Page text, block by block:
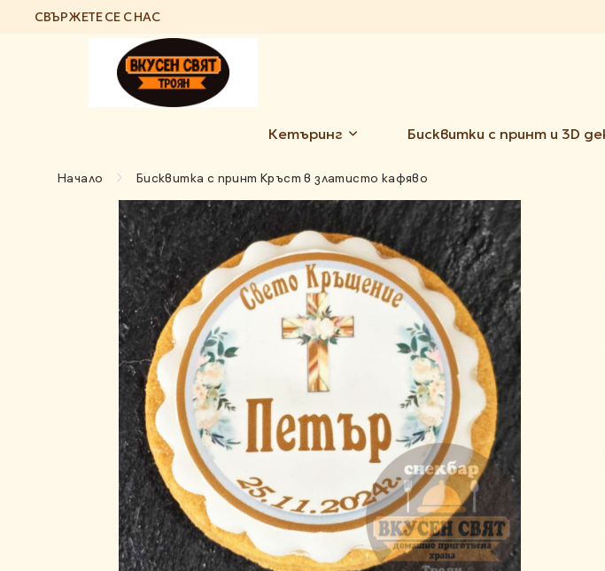
СВЪРЖЕТЕ СЕ С НАС
Кетъринг Бисквитки с принт и 3D
Начало Бисквитка с принт Кръст в златисто кафяво